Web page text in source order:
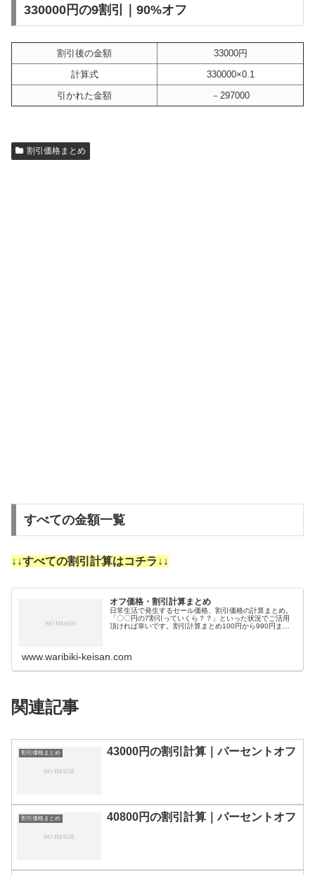
330000円の9割引｜90%オフ
割引後の金額
33000円
計算式
330000×0.1
引かれた金額
－297000
割引価格まとめ
すべての金額一覧
↓↓すべての割引計算はコチラ↓↓
オフ価格・割引計算まとめ
日常生活で発生するセール価格、割引価格の計算まとめ。
「〇〇円の7割引っていくら？？」といった状況でご活用
頂ければ幸いです。割引計算まとめ100円から990円まで
www.waribiki-keisan.com
関連記事
割引価格まとめ 43000円の割引計算｜パーセントオフ
割引価格まとめ 40800円の割引計算｜パーセントオフ